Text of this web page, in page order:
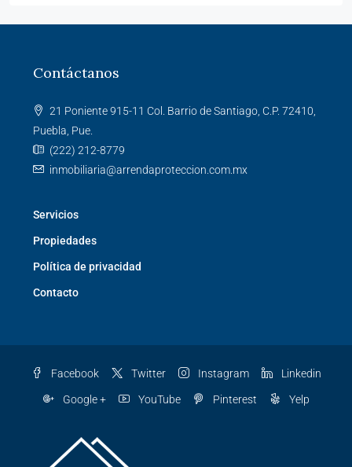
Contáctanos
21 Poniente 915-11 Col. Barrio de Santiago, C.P. 72410,
Puebla, Pue.
(222) 212-8779
inmobiliaria@arrendaproteccion.com.mx
Servicios
Propiedades
Política de privacidad
Contacto
Facebook Twitter Instagram Linkedin
Google + YouTube Pinterest Yelp